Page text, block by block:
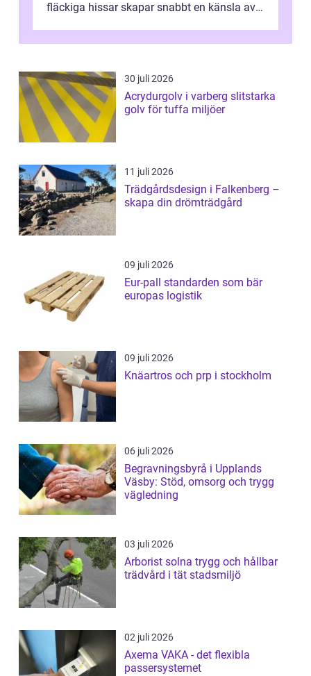
fläckiga hissar skapar snabbt en känsla av
omtan...
30 juli 2026
Acrydurgolv i varberg slitstarka
golv för tuffa miljöer
11 juli 2026
Trädgårdsdesign i Falkenberg –
skapa din drömträdgård
09 juli 2026
Eur-pall standarden som bär
europas logistik
09 juli 2026
Knäartros och prp i stockholm
06 juli 2026
Begravningsbyrå i Upplands
Väsby: Stöd, omsorg och trygg
vägledning
03 juli 2026
Arborist solna trygg och hållbar
trädvård i tät stadsmiljö
02 juli 2026
Axema VAKA - det flexibla
passersystemet